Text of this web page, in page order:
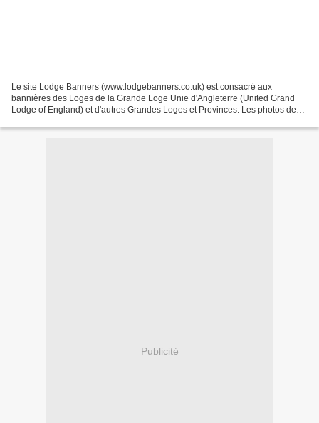
Le site Lodge Banners (www.lodgebanners.co.uk) est consacré aux
bannières des Loges de la Grande Loge Unie d'Angleterre (United Grand
Lodge of England) et d'autres Grandes Loges et Provinces. Les photos de
Publicité